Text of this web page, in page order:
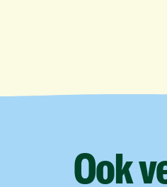
Ook